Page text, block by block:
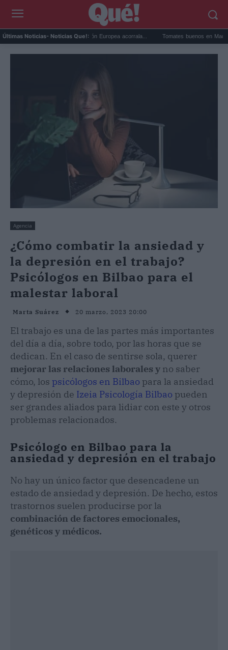
Últimas Noticias- Noticias Que!:
TikTok a la UE: la Unión Europea acorrala... Tomates buenos en Madrid: el
Agencia
¿Cómo combatir la ansiedad y
la depresión en el trabajo?
Psicólogos en Bilbao para el
malestar laboral
Marta Suárez 20 marzo, 2023 20:00
El trabajo es una de las partes más importantes
del día a día, sobre todo, por las horas que se
dedican. En el caso de sentirse sola, querer
mejorar las relaciones laborales y no saber
cómo, los psicólogos en Bilbao para la ansiedad
y depresión de Izeia Psicología Bilbao pueden
ser grandes aliados para lidiar con este y otros
problemas relacionados.
Psicólogo en Bilbao para la
ansiedad y depresión en el trabajo
No hay un único factor que desencadene un
estado de ansiedad y depresión. De hecho, estos
trastornos suelen producirse por la
combinación de factores emocionales,
genéticos y médicos.